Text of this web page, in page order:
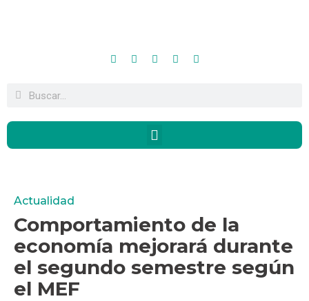
Actualidad
Comportamiento de la
economía mejorará durante
el segundo semestre según
el MEF